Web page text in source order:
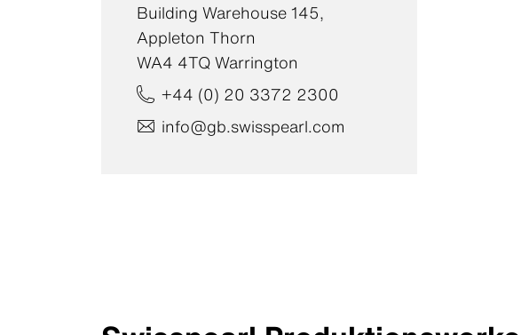
Building Warehouse 145,
Appleton Thorn
WA4 4TQ Warrington
+44 (0) 20 3372 2300
info@gb.swisspearl.com